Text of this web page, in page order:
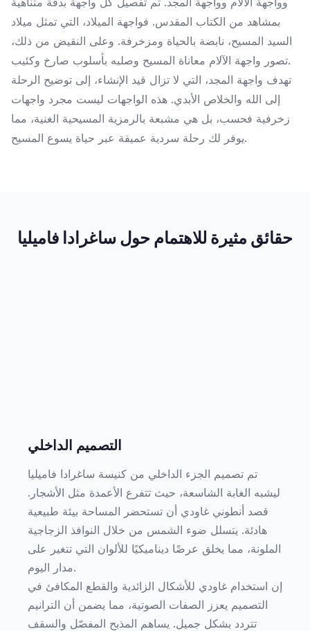
بمشاهد من الكتاب المقدس. فواجهة الميلاد، التي تمثل ميلاد
السيد المسيح، نابضة بالحياة ومزخرفة. وعلى النقيض من ذلك،
تصور واجهة الآلام معاناة المسيح وصلبه بأسلوب صارخ وكئيب.
تهدف واجهة المجد، التي لا تزال قيد الإنشاء، إلى توضيح الرحلة
إلى الله والخلاص الأبدي. هذه الواجهات ليست مجرد واجهات
زخرفية فحسب، بل هي مشبعة بالرمزية المسيحية الغنية، مما
يوفر لك رحلة سردية عميقة عبر حياة يسوع المسيح.
حقائق مثيرة للاهتمام حول ساغرادا فاميليا
التصميم الداخلي
تم تصميم الجزء الداخلي من كنيسة ساغرادا فاميليا
ليشبه الغابة الشاسعة، حيث تتفرع الأعمدة مثل الأشجار.
قصد أنطوني غاودي أن تستحضر المساحة بيئة طبيعية
هادئة. يتسلل ضوء الشمس من خلال النوافذ الزجاجية
الملونة، مما يخلق عرضًا ديناميكيًا للألوان التي تتغير على
مدار اليوم.
إن استخدام غاودي للأشكال الزائدية والقطع المكافئ في
التصميم يعزز الصفات الصوتية، مما يضمن أن الترانيم
تتردد بشكل جميل. يساهم المذبح المفصّل والسقف